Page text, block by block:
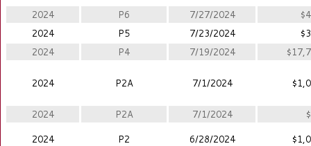
2024
P6 7/27/2024
2024
P5 7/23/2024
2024
P4 7/19/2024
2024 P2A 7/1/2024
2024 P2A 7/1/2024
2024
P2 6/28/2024